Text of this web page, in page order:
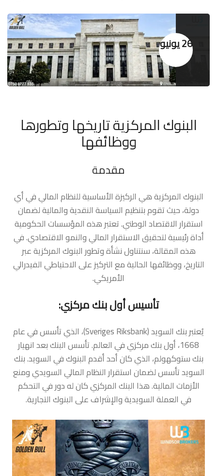
26 يونيو
البنوك المركزية تاريخها وتطورها
ووظائفها
مقدمة
البنوك المركزية هي الركيزة الأساسية للنظام المالي في أي
دولة، حيث تقوم بتنظيم السياسة النقدية والمالية لضمان
استقرار الاقتصاد الوطني. تعتبر هذه المؤسسات الحكومية
أداة رئيسية لتحقيق الاستقرار المالي والنمو الاقتصادي. في
هذه المقالة، سنتناول نشأة وتطور البنوك المركزية عبر
التاريخ، ووظائفها الحالية مع التركيز على الاحتياطي الفيدرالي
الأمريكي.
تأسيس أول بنك مركزي:
يُعتبر بنك السويد (Sveriges Riksbank)، الذي تأسس في عام
1668، أول بنك مركزي في العالم. تأسس البنك بعد انهيار
بنك ستوكهولم، الذي كان أحد أقدم البنوك في السويد. بنك
السويد تأسس لضمان استقرار النظام المالي السويدي ومنع
الأزمات المالية. هذا البنك المركزي كان له دور في التحكم
في العملة السويدية والإشراف على البنوك التجارية.